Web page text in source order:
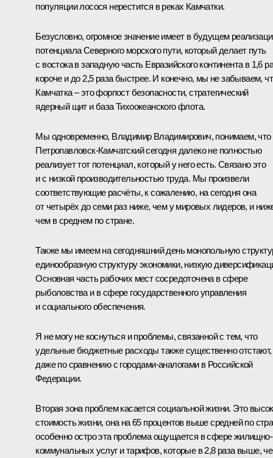
популяции лосося нерестится в реках Камчатки.
Безусловно, огромное значение имеет в будущем
потенциала Северного морского пути, который делает путь
с востока в западную часть Евразийского континента в 1,6
короче и до 2,5 раза быстрее. И конечно, мы не забываем,
Камчатка – это форпост безопасности, стратегический
ядерный щит и база Тихоокеанского флота.
Мы одновременно, Владимир Владимирович, понимаем, что
Петропавловск-Камчатский сегодня далеко не полностью
реализует тот потенциал, который у него есть. Связано это
и с низкой производительностью труда. Мы произвели
соответствующие расчёты, к сожалению, на сегодня она
от четырёх до семи раз ниже, чем у мировых лидеров, и
чем в среднем по стране.
Также мы имеем на сегодняшний день монопольную
единообразную структуру экономики, низкую
Основная часть рабочих мест сосредоточена в сфере
рыболовства и в сфере государственного управления
и социального обеспечения.
Я не могу не коснуться и проблемы, связанной с тем, что
удельные бюджетные расходы также существенно отстают,
даже по сравнению с городами-аналогами в Российской
Федерации.
Вторая зона проблем касается социальной жизни. Это
стоимость жизни, она на 65 процентов выше средней по
особенно остро эта проблема ощущается в сфере жилищно-
коммунальных услуг и тарифов, которые в 2,8 раза выше,